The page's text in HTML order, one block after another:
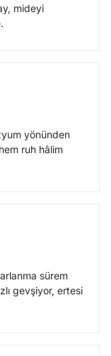
mideyi
yönünden
ruh hâlim
sürem
gevşiyor, ertesi